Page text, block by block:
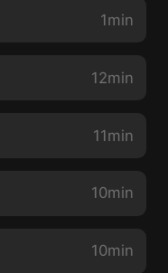
1min
12min
11min
10min
10min